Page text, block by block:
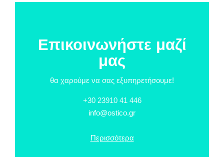
Επικοινωνήστε μαζί
μας
θα χαρούμε να σας εξυπηρετήσουμε!
+30 23910 41 446
info@ostico.gr
Περισσότερα